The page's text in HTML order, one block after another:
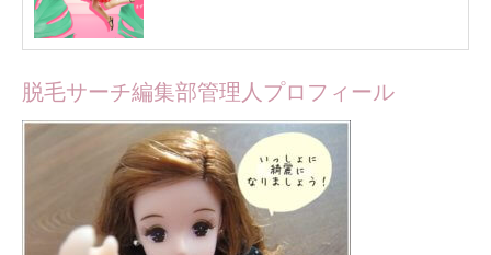
脱毛サーチ編集部管理人プロフィール